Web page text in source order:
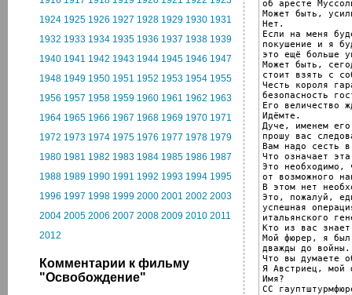
1924 1925 1926 1927 1928 1929 1930 1931
1932 1933 1934 1935 1936 1937 1938 1939
1940 1941 1942 1943 1944 1945 1946 1947
1948 1949 1950 1951 1952 1953 1954 1955
1956 1957 1958 1959 1960 1961 1962 1963
1964 1965 1966 1967 1968 1969 1970 1971
1972 1973 1974 1975 1976 1977 1978 1979
1980 1981 1982 1983 1984 1985 1986 1987
1988 1989 1990 1991 1992 1993 1994 1995
1996 1997 1998 1999 2000 2001 2002 2003
2004 2005 2006 2007 2008 2009 2010 2011
2012
Комментарии к фильму
"Освобождение"
об аресте
Может быть,
Нет.
Если на меня
покушение и я
это ещё больше
Может быть,
стоит взять с
Честь короля
безопасность
Его величество
Идёмте.
Дуче, именем его
прошу вас
Вам надо сесть
Что означает
Это необходимо,
от возможного
В этом нет
Это, пожалуй,
успешная
итальянского
Кто из вас знает
Мой фюрер, я
дважды до войны.
Что вы думаете
Я Австриец, мой
Имя?
СС